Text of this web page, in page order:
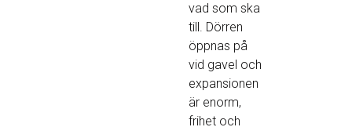
vad som ska
till. Dörren
öppnas på
vid gavel och
expansionen
är enorm,
frihet och